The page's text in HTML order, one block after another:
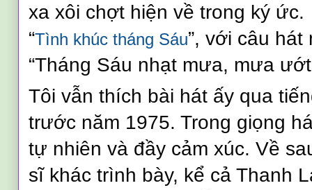
xa xôi chợt hiện về trong ký ức.
“Tình khúc tháng Sáu”, với câu
“Tháng Sáu nhạt mưa, mưa
Tôi vẫn thích bài hát ấy qua
trước năm 1975. Trong giọng
tự nhiên và đầy cảm xúc. Về
sĩ khác trình bày, kể cả Thanh